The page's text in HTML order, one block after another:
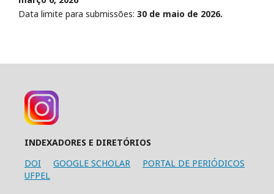
Data limite para submissões: 30 de maio de 2026.
INDEXADORES E DIRETÓRIOS
DOI
GOOGLE SCHOLAR
PORTAL DE PERIÓDICOS
UFPEL